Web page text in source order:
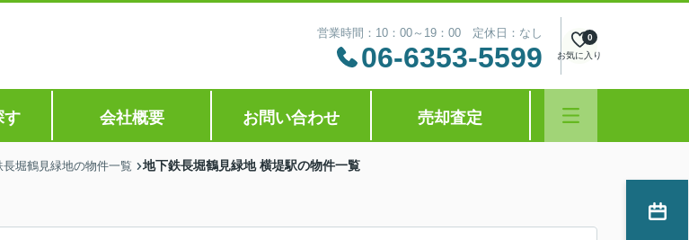
営業時間：10：00～19：00 定休日：なし
06-6353-5599 お気に入り
0
す 会社概要 お問い合わせ 売却査定
長堀鶴見緑地の物件一覧 地下鉄長堀鶴見緑地 横堤駅の物件一覧